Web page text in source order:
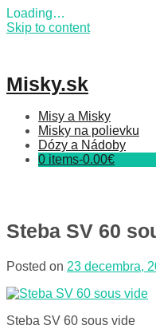
Loading…
Skip to content
Misky.sk
Misy a Misky
Misky na polievku
Dózy a Nádoby
0 items-0.00€
Steba SV 60
Posted on 23 decembra,
Steba SV 60 sous vide